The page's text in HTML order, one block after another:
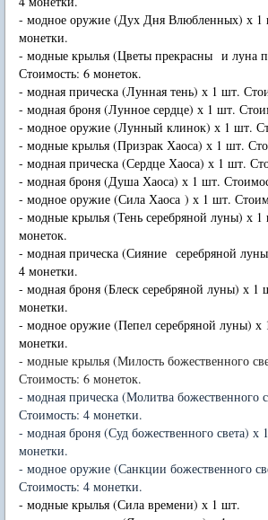
- модное оружие (Дух Дня Влюбленных) х 1
монетки.
- модные крылья (Цветы прекрасны и луна
Стоимость: 6 монеток.
- модная прическа (Лунная тень) х 1 шт.
- модная броня (Лунное сердце) х 1 шт.
- модное оружие (Лунный клинок) х 1 шт.
- модные крылья (Призрак Хаоса) х 1 шт.
- модная прическа (Сердце Хаоса) х 1 шт.
- модная броня (Душа Хаоса) х 1 шт.
- модное оружие (Сила Хаоса ) х 1 шт.
- модные крылья (Тень серебряной луны) х
монеток.
- модная прическа (Сияние серебряной
4 монетки.
- модная броня (Блеск серебряной луны) х 1
монетки.
- модное оружие (Пепел серебряной луны) х
монетки.
- модные крылья (Милость божественного
Стоимость: 6 монеток.
- модная прическа (Молитва божественного
Стоимость: 4 монетки.
- модная броня (Суд божественного света) х
монетки.
- модное оружие (Санкции божественного
Стоимость: 4 монетки.
- модные крылья (Сила времени) х 1 шт.